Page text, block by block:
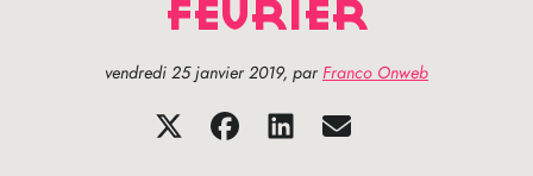
février
vendredi 25 janvier 2019, parFranco Onweb